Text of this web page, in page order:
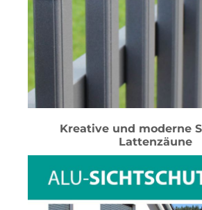
Kreative und moderne
Lattenzäune